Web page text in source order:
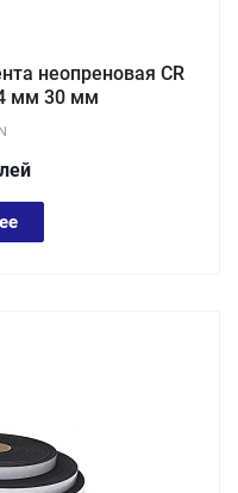
неопреновая CR
мм 30 мм
лей